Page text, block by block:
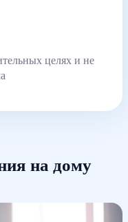
целях и не
на дому